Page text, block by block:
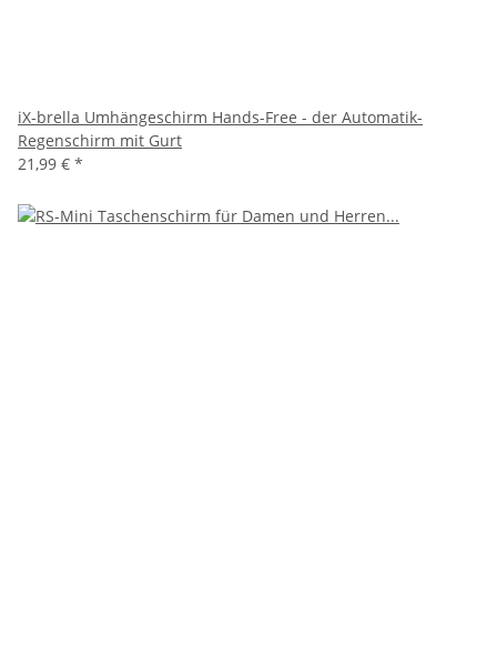
iX-brella Umhängeschirm Hands-Free - der Automatik-
Regenschirm mit Gurt
21,99 € *